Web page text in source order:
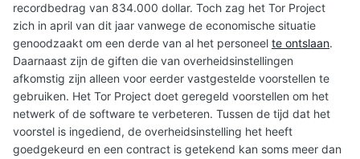
recordbedrag van 834.000 dollar. Toch zag het Tor Project
zich in april van dit jaar vanwege de economische situatie
genoodzaakt om een derde van al het personeel te ontslaan.
Daarnaast zijn de giften die van overheidsinstellingen
afkomstig zijn alleen voor eerder vastgestelde voorstellen te
gebruiken. Het Tor Project doet geregeld voorstellen om het
netwerk of de software te verbeteren. Tussen de tijd dat het
voorstel is ingediend, de overheidsinstelling het heeft
goedgekeurd en een contract is getekend kan soms meer dan